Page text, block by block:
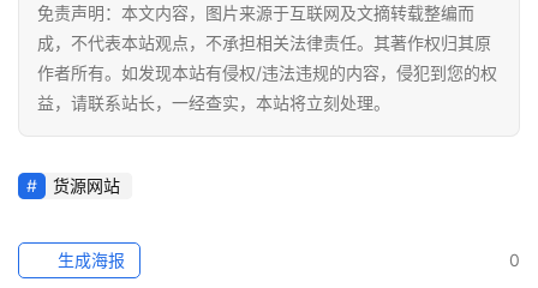
境
导
航
免责声明：本文内容，图片来源于互联网及文摘转载整编而
成，不代表本站观点，不承担相关法律责任。其著作权归其原
作者所有。如发现本站有侵权/违法违规的内容，侵犯到您的权
益，请联系站长，一经查实，本站将立刻处理。
货源网站
0
生成海报